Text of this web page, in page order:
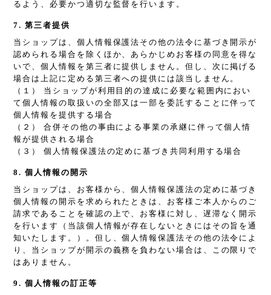
るよう、必要かつ適切な監督を行います。
7. 第三者提供
当ショップは、個人情報保護法その他の法令に基づき開示が
認められる場合を除くほか、あらかじめお客様の同意を得な
いで、個人情報を第三者に提供しません。但し、次に掲げる
場合は上記に定める第三者への提供には該当しません。
（１） 当ショップが利用目的の達成に必要な範囲内におい
て個人情報の取扱いの全部又は一部を委託することに伴って
個人情報を提供する場合
（２） 合併その他の事由による事業の承継に伴って個人情
報が提供される場合
（３） 個人情報保護法の定めに基づき共同利用する場合
8. 個人情報の開示
当ショップは、お客様から、個人情報保護法の定めに基づき
個人情報の開示を求められたときは、お客様ご本人からのご
請求であることを確認の上で、お客様に対し、遅滞なく開示
を行います（当該個人情報が存在しないときにはその旨を通
知いたします。）。但し、個人情報保護法その他の法令によ
り、当ショップが開示の義務を負わない場合は、この限りで
はありません。
9. 個人情報の訂正等